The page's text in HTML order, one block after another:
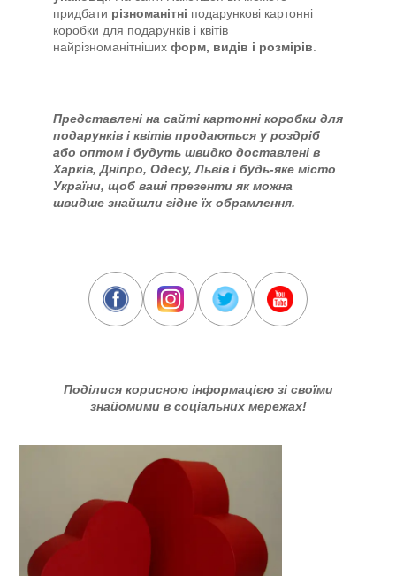
придбати різноманітні подарункові картонні
коробки для подарунків і квітів
найрізноманітніших форм, видів і розмірів
Представлені на сайті картонні коробки для
подарунків і квітів продаються у роздріб
або оптом і будуть швидко доставлені в
Харків, Дніпро, Одесу, Львів і будь-яке місто
України, щоб ваші презенти як можна
швидше знайшли гідне їх обрамлення.
Поділися корисною інформацією зі своїми
знайомими в соціальних мережах!